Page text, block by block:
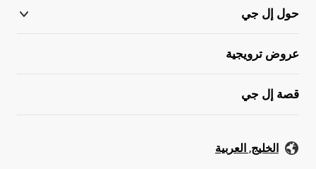
حول إل جي
عروض ترويجية
قصة إل جي
الخليج, العربية